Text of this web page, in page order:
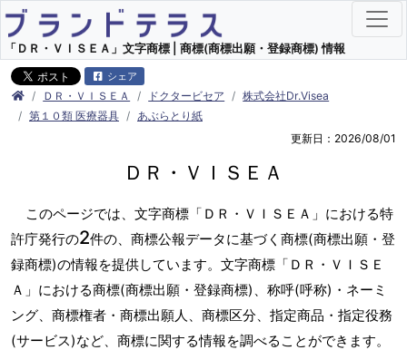
「ＤＲ・ＶＩＳＥＡ」文字商標 | 商標(商標出願・登録商標) 情報
シェア
ＤＲ・ＶＩＳＥＡ ドクタービセア
株式会社Dr.Visea
第１０類 医療器具
あぶらとり紙
更新日：2026/08/01
ＤＲ・ＶＩＳＥＡ
このページでは、文字商標「ＤＲ・ＶＩＳＥＡ」における特
許庁発行の2件の、商標公報データに基づく商標(商標出願・登
録商標)の情報を提供しています。文字商標「ＤＲ・ＶＩＳＥ
Ａ」における商標(商標出願・登録商標)、称呼(呼称)・ネーミ
ング、商標権者・商標出願人、商標区分、指定商品・指定役務
(サービス)など、商標に関する情報を調べることができます。